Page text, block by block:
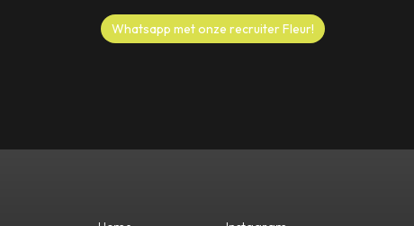
Whatsapp met onze recruiter Fleur!